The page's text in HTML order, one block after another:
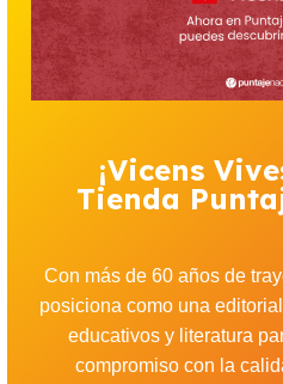
¡Vicens
Tienda
Con más de 60 años de
posiciona como una
educativos y literatura
compromiso con la